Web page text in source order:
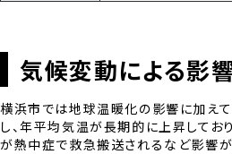
気候変動による影
横浜市では地球温暖化の影響に加え
し、年平均気温が長期的に上昇してお
が熱中症で救急搬送されるなど影響が